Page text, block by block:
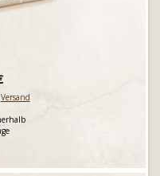
Versand